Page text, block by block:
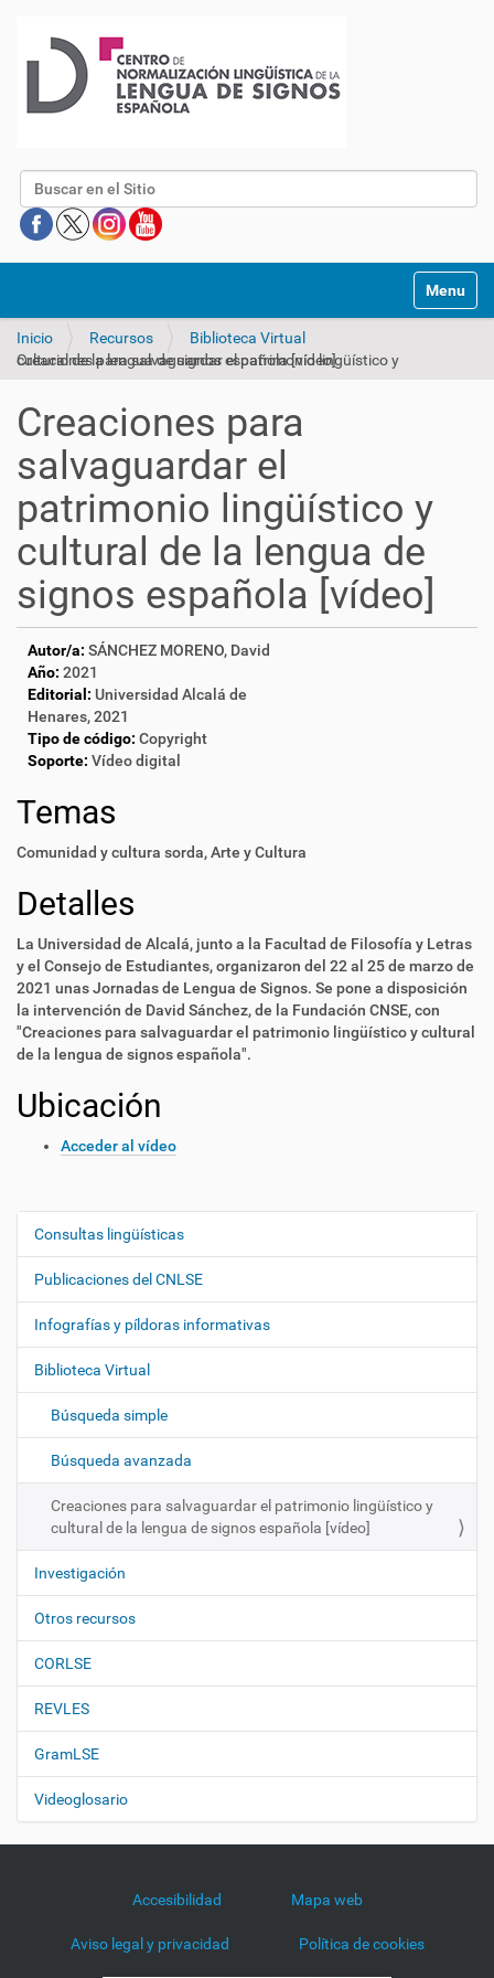
Buscar
Mostrar/
Inicio Recursos
Biblioteca Virtual
Creaciones para salvaguardar el patrimonio lingüístico y cultural de la lengua de signos española [vídeo]
Creaciones para
salvaguardar el
patrimonio lingüístico y
cultural de la lengua de
signos española [vídeo]
Autor/a: SÁNCHEZ MORENO, David
Año: 2021
Editorial: Universidad Alcalá de
Henares, 2021
Tipo de código: Copyright
Soporte: Vídeo digital
Temas
Comunidad y cultura sorda,Arte y Cultura
Detalles
La Universidad de Alcalá, junto a la Facultad de Filosofía y Letras
y el Consejo de Estudiantes, organizaron del 22 al 25 de marzo de
2021 unas Jornadas de Lengua de Signos. Se pone a disposición
la intervención de David Sánchez, de la Fundación CNSE, con
"Creaciones para salvaguardar el patrimonio lingüístico y cultural
de la lengua de signos española".
Ubicación
Acceder al vídeo
N
e
g
a
i
n
Consultas lingüísticas
Publicaciones del CNLSE
Infografías y píldoras informativas
Biblioteca Virtual
Búsqueda simple
Búsqueda avanzada
Creaciones para salvaguardar el patrimonio lingüístico y
cultural de la lengua de signos española [vídeo]
Investigación
Otros recursos
CORLSE
REVLES
GramLSE
Videoglosario
Accesibilidad Mapa web
Aviso legal y privacidad Política de cookies